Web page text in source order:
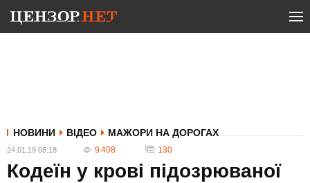
НОВИНИ ВІДЕО МАЖОРИ НА ДОРОГАХ
24.01.19 08:18 9 408 130
Кодеїн у крові підозрюваної